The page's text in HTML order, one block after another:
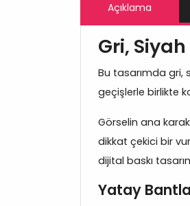
Açıklama
Gri,
Bu tasarımda gri,
geçişlerle birlikte
Görselin ana
dikkat çekici bir
dijital baskı
Yatay